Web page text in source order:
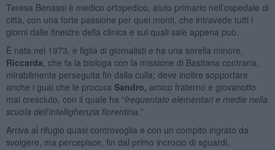
Teresa Benassi è medico ortopedico, aiuto primario nell’ospedale di
città, con una forte passione per quei monti, che intravede tutti i
giorni dalle finestre della clinica e sui quali sale appena può.
È nata nel 1973, è figlia di giornalisti e ha una sorella minore,
Riccarda , che fa la biologa con la missione di Bastiana contraria,
mirabilmente perseguita fin dalla culla; deve inoltre sopportare
anche i guai che le procura Sandro, amico fraterno e giovanotto
mai cresciuto, con il quale ha “frequentato elementari e medie nella
scuola dell’intellighenzia fiorentina.”
Arriva al rifugio quasi controvoglia e con un compito ingrato da
svolgere, ma percepisce, fin dal primo incrocio di sguardi,